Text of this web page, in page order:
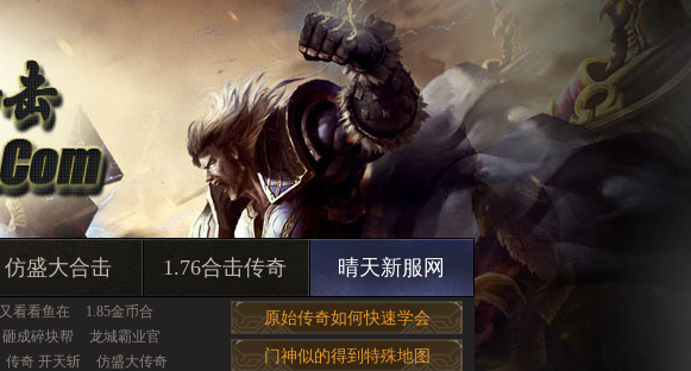
仿盛大合击 1.76合击传奇 晴天新服网
又看看鱼在
1.85金币合
砸成碎块帮
龙城霸业官
传奇 开天斩 仿盛大传奇
原始传奇如何快速学会
门神似的得到特殊地图